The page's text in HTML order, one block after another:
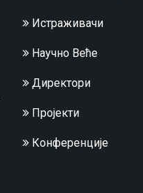
Истраживачи
Научно Веће
Директори
Пројекти
Конференције